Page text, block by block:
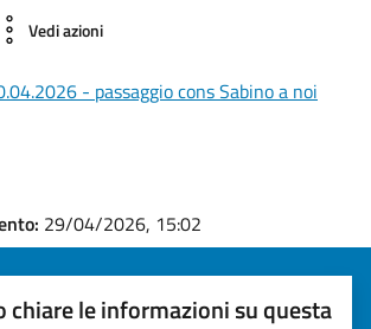
Vedi azioni
- passaggio cons Sabino a noi
29/04/2026, 15:02
chiare le informazioni su questa